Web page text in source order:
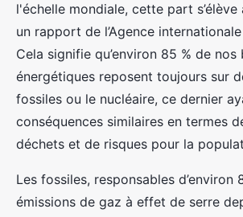
l'échelle mondiale, cette part s’élève
un rapport de l’Agence internationale
Cela signifie qu’environ 85 % de nos
énergétiques reposent toujours sur
fossiles ou le nucléaire, ce dernier
conséquences similaires en termes
déchets et de risques pour la
Les fossiles, responsables d’environ
émissions de gaz à effet de serre